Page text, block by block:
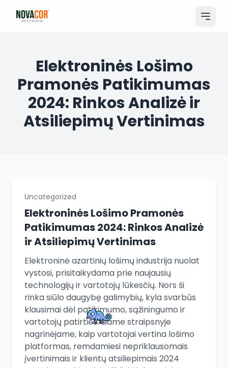
para
Catálogo
Produtos & Serviços
Portfólio
Solicitar Orçamento
Elektroninės Lošimo
Pramonės Patikimumas
2024: Rinkos Analizė ir
Atsiliepimų Vertinimas
Uncategorized
Elektroninės Lošimo Pramonės
Patikimumas 2024: Rinkos Analizė
ir Atsiliepimų Vertinimas
Elektroninė azartinių lošimų industrija nuolat
vystosi, prisitaikydama prie naujausių
technologijų ir vartotojų lūkesčių. Nors ši
rinka siūlo daugybę galimybių, kyla svarbūs
klausimai dėl patikimumo, sąžiningumo ir
vartotojų patirties. Šiame straipsnyje
nagrinėjame, kaip vartotojai vertina lošimo
platformas, remdamiesi nepriklausomais
įvertinimais ir klientų atsiliepimais 2024